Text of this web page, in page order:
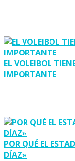
EL VOLEIBOL
IMPORTANTE
POR QUÉ EL
DÍAZ»